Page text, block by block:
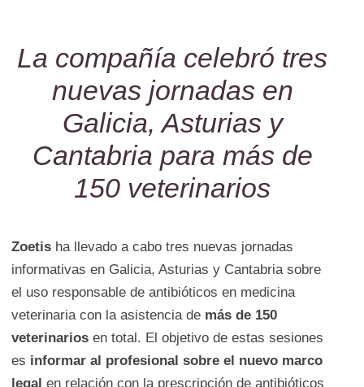
La compañía celebró tres
nuevas jornadas en
Galicia, Asturias y
Cantabria para más de
150 veterinarios
Zoetisha llevado a cabo tres nuevas jornadas
informativas en Galicia, Asturias y Cantabria sobre
el uso responsable de antibióticos en medicina
veterinaria con la asistencia de más de 150
veterinariosen total. El objetivo de estas sesiones
es informar al profesional sobre el nuevo marco
legal en relación con la prescripción de antibióticos